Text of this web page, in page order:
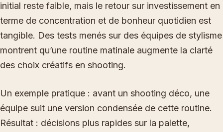
initial reste faible, mais le retour sur investissement en
terme de concentration et de bonheur quotidien est
tangible. Des tests menés sur des équipes de stylisme
montrent qu’une routine matinale augmente la clarté
des choix créatifs en shooting.
Un exemple pratique : avant un shooting déco, une
équipe suit une version condensée de cette routine.
Résultat : décisions plus rapides sur la palette,